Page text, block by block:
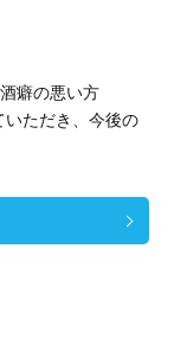
癖の悪い方
ただき、今後の